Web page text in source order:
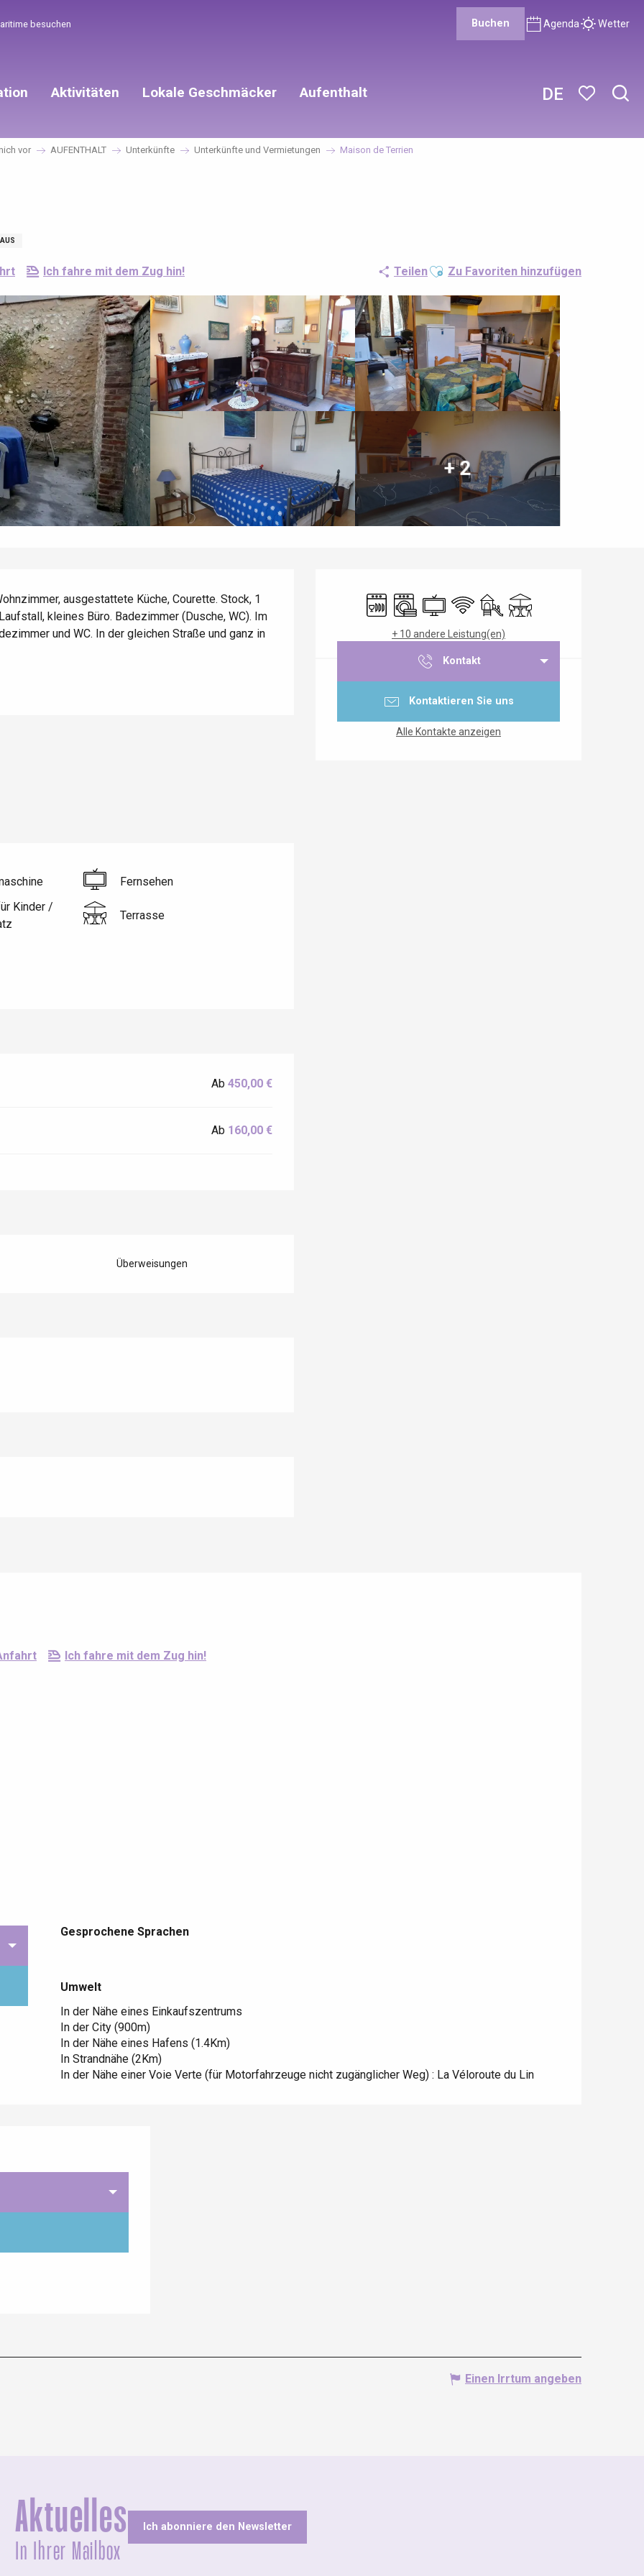
DE
besuchen Buchen Agenda Wetter
Aktivitäten Lokale Geschmäcker Aufenthalt
vor AUFENTHALT Unterkünfte Unterkünfte und Vermietungen Maison de Terrien
Ich fahre mit dem Zug hin! TeilenAjouter aux favoris
Zu Favoriten hinzufügen
+ 2
Öffnungszeiten & Kontaktdaten
Geschirrspülmaschine
Waschmaschine
Fernsehen
Wi-Fi Spiele für Kinder / Spielplatz
Terrasse
+ 10 andere Leistung(en)
Kontakt
Kontaktieren Sie uns
Alle Kontakte anzeigen
ausgestattete Küche, Courette. Stock, 1
kleines Büro. Badezimmer (Dusche, WC). Im
und WC. In der gleichen Straße und ganz in
Fernsehen
Kinder /
Terrasse
Ab450,00 €
Ab 160,00 €
Überweisungen
Ich fahre mit dem Zug hin!
Gesprochene Sprachen
Gesprochene Sprachen
Umwelt
Umwelt
In der Nähe eines Einkaufszentrums
In der City (900m)
In der Nähe eines Hafens (1.4Km)
In Strandnähe (2Km)
In der Nähe einer Voie Verte (für Motorfahrzeuge nicht zugänglicher Weg) : La Véloroute du Lin
Einen Irrtum angeben
Aktuelles
In Ihrer Mailbox
Ich abonniere den Newsletter